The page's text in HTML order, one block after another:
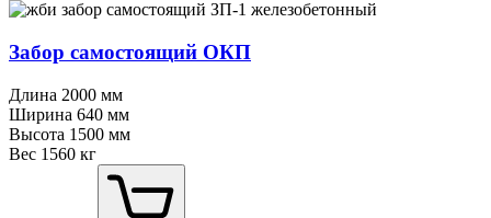
Забор самостоящий ОКП
Длина 2000 мм
Ширина 640 мм
Высота 1500 мм
Вес 1560 кг